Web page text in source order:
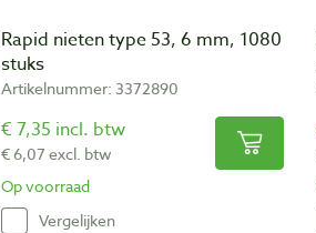
Rapid nieten type 53, 6 mm, 1080
stuks
Artikelnummer: 3372890
€ 7,35 incl. btw
€ 6,07 excl. btw
Op voorraad
Vergelijken